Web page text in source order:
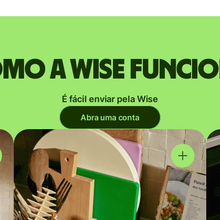
a Wise
É fácil enviar pela Wise
Abra uma conta